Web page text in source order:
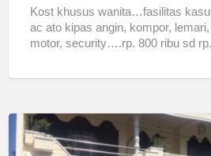
Kost khusus wanita…fasilitas
ac ato kipas angin, kompor,
motor, security….rp. 800 ribu sd
Kos
Wanita/Keluarga